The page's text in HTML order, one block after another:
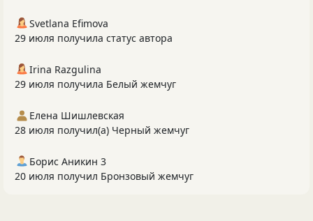
Svetlana Efimova
29 июля получила статус автора
Irina Razgulina
29 июля получила Белый жемчуг
Елена Шишлевская
28 июля получил(а) Черный жемчуг
Борис Аникин 3
20 июля получил Бронзовый жемчуг